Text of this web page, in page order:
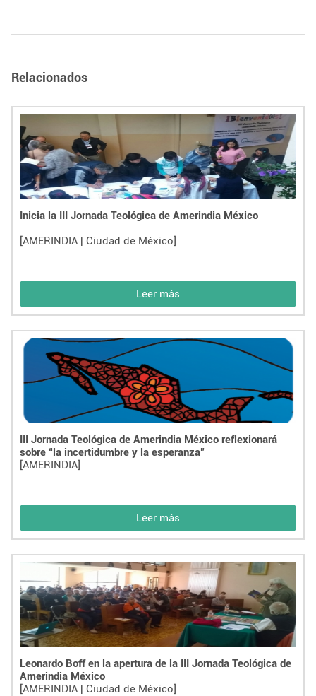
Relacionados
Inicia la III Jornada Teológica de Amerindia México
[AMERINDIA | Ciudad de México]
Leer más
III Jornada Teológica de Amerindia México reflexionará
sobre “la incertidumbre y la esperanza”
[AMERINDIA]
Leer más
Leonardo Boff en la apertura de la III Jornada Teológica de
Amerindia México
[AMERINDIA | Ciudad de México]